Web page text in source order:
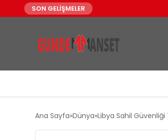
SON GELİŞMELER
Ana Sayfa Dünya Libya Sahil Güvenliği